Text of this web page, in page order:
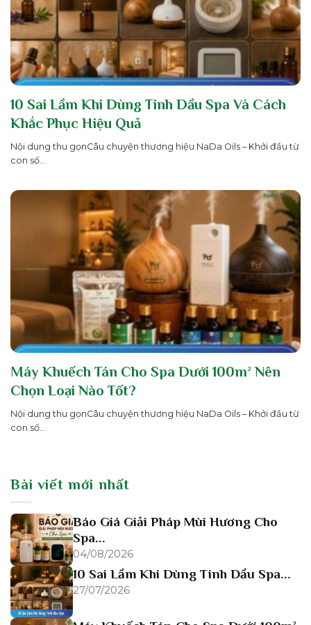
10 Sai Lầm Khi Dùng Tinh Dầu Spa Và Cách
Khắc Phục Hiệu Quả
Nội dung thu gọnCâu chuyện thương hiệu NaDa Oils – Khởi đầu từ
con số...
Máy Khuếch Tán Cho Spa Dưới 100m² Nên
Chọn Loại Nào Tốt?
Nội dung thu gọnCâu chuyện thương hiệu NaDa Oils – Khởi đầu từ
con số...
Bài viết mới nhất
Báo Giá Giải Pháp Mùi Hương Cho
Spa...
04/08/2026
10 Sai Lầm Khi Dùng Tinh Dầu Spa...
27/07/2026